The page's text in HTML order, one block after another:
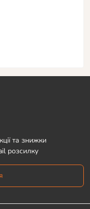
та знижки
розсилку